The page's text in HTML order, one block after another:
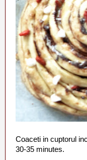
Coaceti in cuptorul
30-35 minutes.